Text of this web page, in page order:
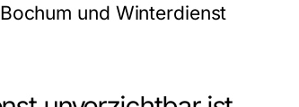
und Winterdienst